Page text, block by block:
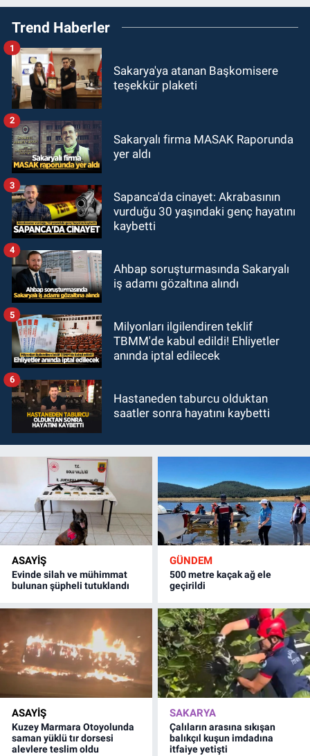
Trend Haberler
Sakarya'ya atanan Başkomisere
teşekkür plaketi
1
Sakaryalı firma MASAK Raporunda
yer aldı
2
Sapanca'da cinayet: Akrabasının
vurduğu 30 yaşındaki genç hayatını
kaybetti
3
Ahbap soruşturmasında Sakaryalı
iş adamı gözaltına alındı
4
Milyonları ilgilendiren teklif
TBMM'de kabul edildi! Ehliyetler
anında iptal edilecek
5
Hastaneden taburcu olduktan
saatler sonra hayatını kaybetti
6
ASAYİŞ
Evinde silah ve mühimmat
bulunan şüpheli tutuklandı
GÜNDEM
500 metre kaçak ağ ele
geçirildi
ASAYİŞ
Kuzey Marmara Otoyolunda
saman yüklü tır dorsesi
alevlere teslim oldu
SAKARYA
Çalıların arasına sıkışan
balıkçıl kuşun imdadına
itfaiye yetişti